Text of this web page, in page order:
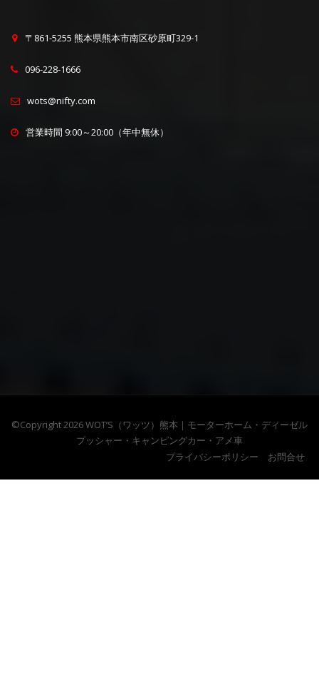
〒861-5255 熊本県熊本市南区砂原町329-1
096-228-1666
wots@nifty.com
営業時間 9:00～20:00（年中無休）
©Copyright 2026WOT’S（ワッツ）熊本｜モーターホーム・ディーゼル
プッシャー・キャンピングカー・アメ車
プライバシーポリシー
お問合せ